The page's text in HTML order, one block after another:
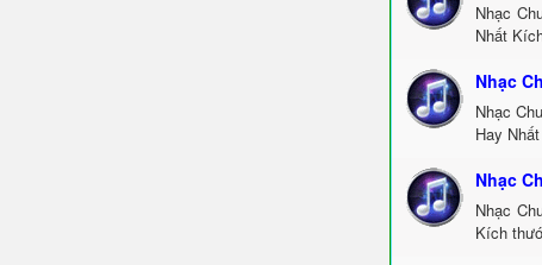
Nhạc
Nhất
Nhạc
Nhạc
Hay
Nhạc
Nhạc
Kích